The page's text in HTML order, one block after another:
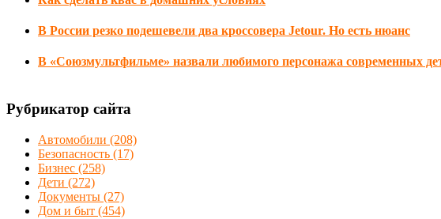
В России резко подешевели два кроссовера Jetour. Но есть нюанс
В «Союзмультфильме» назвали любимого персонажа современных
Рубрикатор сайта
Автомобили (208)
Безопасность (17)
Бизнес (258)
Дети (272)
Документы (27)
Дом и быт (454)